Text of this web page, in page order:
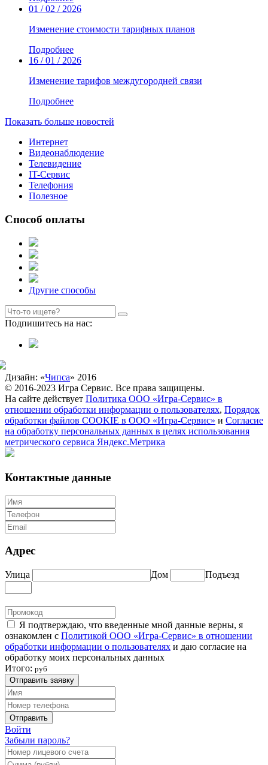
01 / 02 / 2026
Изменение стоимости тарифных планов
Подробнее
16 / 01 / 2026
Изменение тарифов междугородней связи
Подробнее
Показать больше новостей
Интернет
Видеонаблюдение
Телевидение
IT-Сервис
Телефония
Полезное
Способ оплаты
Другие способы
Подпишитесь на нас:
Дизайн: «Чипса» 2016
© 2016-2023 Игра Сервис. Все права защищены.
На сайте действует Политика ООО «Игра-Сервис» в
отношении обработки информации о пользователях, Порядок
обработки файлов COOKIE в ООО «Игра-Сервис» и Согласие
на обработку персональных данных в целях использования
метрического сервиса Яндекс.Метрика
Контактные данные
Адрес
Улица Дом Подъезд
Я подтверждаю, что введенные мной данные верны, я
ознакомлен с Политикой ООО «Игра-Сервис» в отношении
обработки информации о пользователях и даю согласие на
обработку моих персональных данных
Итого: руб
Отправить заявку
Отправить
Войти
Забыли пароль?